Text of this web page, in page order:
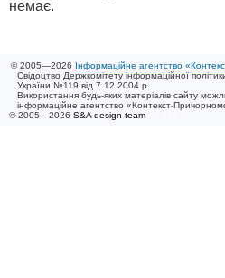
немає.
© 2005—2026 Інформаційне агентство
Свідоцтво Держкомітету інформаційної
України №119 від 7.12.2004 р.
Використання будь-яких матеріалів сайту
інформаційне агентство «Контекст-
© 2005—2026 S&A design team